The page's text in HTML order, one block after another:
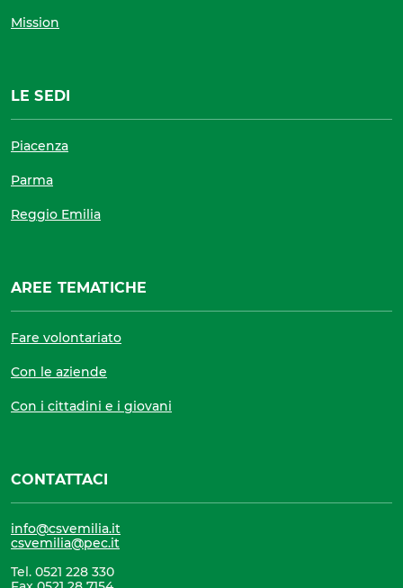
Mission
LE SEDI
Piacenza
Parma
Reggio Emilia
AREE TEMATICHE
Fare volontariato
Con le aziende
Con i cittadini e i giovani
CONTATTACI
info@csvemilia.it
csvemilia@pec.it
Tel. 0521 228 330